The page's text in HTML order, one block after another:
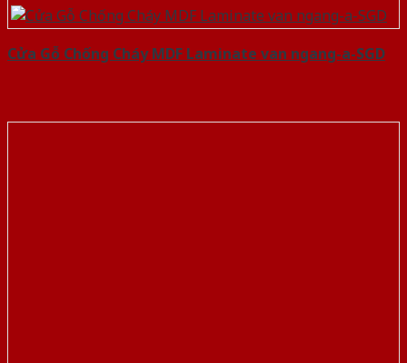
Cửa Gỗ Chống Cháy MDF Laminate van ngang-a-SGD